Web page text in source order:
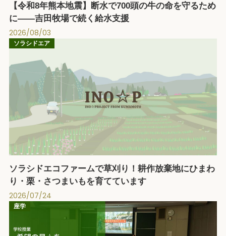
【令和8年熊本地震】断水で700頭の牛の命を守るため
に――吉田牧場で続く給水支援
2026/08/03
ソラシドエア
ソラシドエコファームで草刈り！耕作放棄地にひまわ
り・栗・さつまいもを育てています
2026/07/24
座学